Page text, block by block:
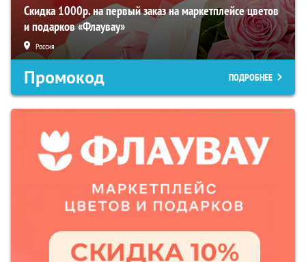
Скидка 1000р. на первый заказ на маркетплейсе цветов
и подарков «Флаувау»
Россия
Промокод ПОДРОБНЕЕ